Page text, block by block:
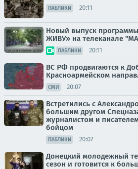
ПАБЛИКИ 20:11
Новый выпуск
ЖИВУ» на телеканале
ПАБЛИКИ 20:11
ВС РФ продвигаются к
Красноармейском
СМИ 20:07
Встретились с
большим другом
журналистом и
бойцом
ПАБЛИКИ 20:07
Донецкий молодежный
сезон и готовится к